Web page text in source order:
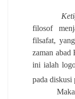
filosof
filsafat,
zaman abad
ini ialah
pada diskusi